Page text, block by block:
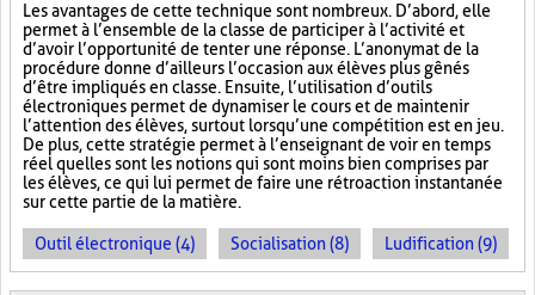
Les avantages de cette technique sont nombreux. D’abord, elle
permet à l’ensemble de la classe de participer à l’activité et
d’avoir l’opportunité de tenter une réponse. L’anonymat de la
procédure donne d’ailleurs l’occasion aux élèves plus gênés
d’être impliqués en classe. Ensuite, l’utilisation d’outils
électroniques permet de dynamiser le cours et de maintenir
l’attention des élèves, surtout lorsqu’une compétition est en jeu.
De plus, cette stratégie permet à l’enseignant de voir en temps
réel quelles sont les notions qui sont moins bien comprises par
les élèves, ce qui lui permet de faire une rétroaction instantanée
sur cette partie de la matière.
Outil électronique (4) Socialisation (8) Ludification (9)